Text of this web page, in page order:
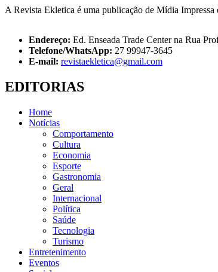
A Revista Ekletica é uma publicação de Mídia
Endereço: Ed. Enseada Trade Center na Rua
Telefone/WhatsApp: 27 99947-3645
E-mail: revistaekletica@gmail.com
EDITORIAS
Home
Notícias
Comportamento
Cultura
Economia
Esporte
Gastronomia
Geral
Internacional
Política
Saúde
Tecnologia
Turismo
Entretenimento
Eventos